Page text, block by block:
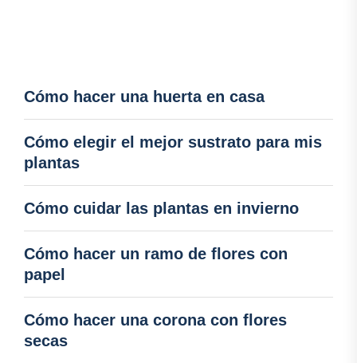
Cómo hacer una huerta en casa
Cómo elegir el mejor sustrato para mis
plantas
Cómo cuidar las plantas en invierno
Cómo hacer un ramo de flores con
papel
Cómo hacer una corona con flores
secas